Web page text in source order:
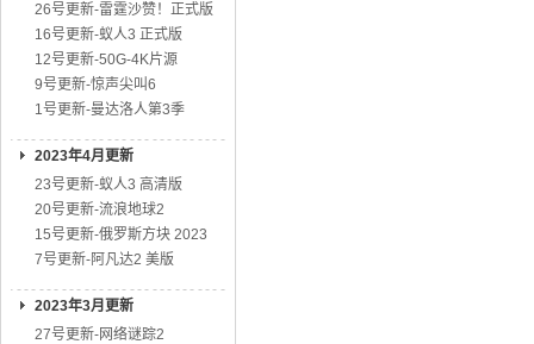
26号更新-雷霆沙赞！正式版
16号更新-蚁人3 正式版
12号更新-50G-4K片源
9号更新-惊声尖叫6
1号更新-曼达洛人第3季
2023年4月更新
23号更新-蚁人3 高清版
20号更新-流浪地球2
15号更新-俄罗斯方块 2023
7号更新-阿凡达2 美版
2023年3月更新
27号更新-网络谜踪2